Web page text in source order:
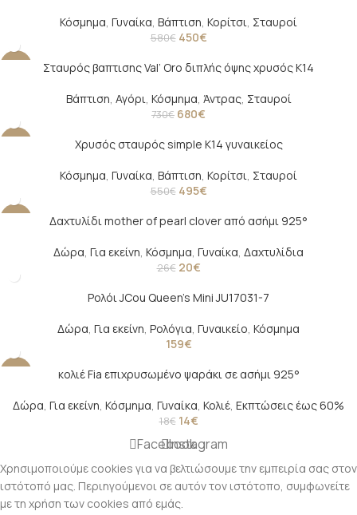
Κόσμημα, Γυναίκα, Βάπτιση, Κορίτσι, Σταυροί
580€ 450€
Σταυρός βαπτισης Val’ Oro διπλής όψης χρυσός Κ14
Βάπτιση, Αγόρι, Κόσμημα, Άντρας, Σταυροί
730€ 680€
Χρυσός σταυρός simple Κ14 γυναικείος
Κόσμημα, Γυναίκα, Βάπτιση, Κορίτσι, Σταυροί
550€ 495€
Δαχτυλίδι mother of pearl clover από ασήμι 925°
Δώρα, Για εκείνη, Κόσμημα, Γυναίκα, Δαχτυλίδια
26€ 20€
Ρολόι JCou Queen’s Mini JU17031-7
Δώρα, Για εκείνη, Ρολόγια, Γυναικείο, Κόσμημα
159€
κολιέ Fia επιχρυσωμένο ψαράκι σε ασήμι 925°
Δώρα, Για εκείνη, Κόσμημα, Γυναίκα, Κολιέ, Εκπτώσεις έως 60%
18€ 14€
FacebookInstagram
Χρησιμοποιούμε cookies για να βελτιώσουμε την εμπειρία σας στον
ιστότοπό μας. Περιηγούμενοι σε αυτόν τον ιστότοπο, συμφωνείτε
με τη χρήση των cookies από εμάς.